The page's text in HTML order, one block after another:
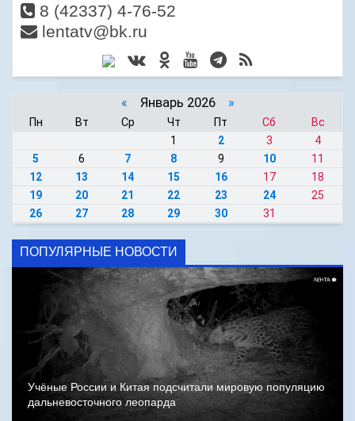
8 (42337) 4-76-52
lentatv@bk.ru
« Январь 2026 »
Пн Вт Ср Чт Пт Сб
Вс
1
2 3
4
5
6 7 8 9 10
11
12
13 14 15 16 17
18
19
20 21 22 23 24
25
26
27 28 29 30 31
ПОПУЛЯРНЫЕ НОВОСТИ
Учёные России и Китая подсчитали мировую популяцию
дальневосточного леопарда